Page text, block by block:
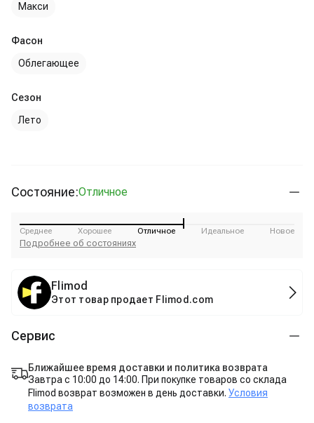
Макси
Фасон
Облегающее
Сезон
Лето
Состояние:Отличное
Среднее Хорошее Отличное Идеальное Новое
Подробнее об состояниях
Flimod
Этот товар продает Flimod.com
Сервис
Ближайшее время доставки и политика возврата
Завтра с 10:00 до 14:00. При покупке товаров со склада
Flimod возврат возможен в день доставки. Условия
возврата